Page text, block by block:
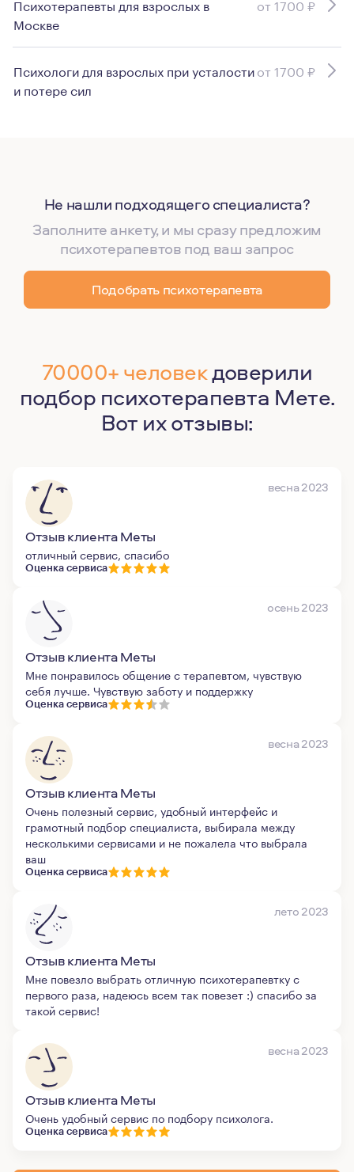
Психотерапевты для взрослых в
Москве
от 1700 ₽
Психологи для взрослых при усталости
и потере сил
от 1700 ₽
Не нашли подходящего специалиста?
Заполните анкету, и мы сразу предложим
психотерапевтов под ваш запрос
Подобрать психотерапевта
70000+ человекдоверили
подбор психотерапевта Мете.
Вот их отзывы:
весна 2023
Отзыв клиента Меты
отличный сервис, спасибо
Оценка сервиса
осень 2023
Отзыв клиента Меты
Мне понравилось общение с терапевтом, чувствую
себя лучше. Чувствую заботу и поддержку
Оценка сервиса
весна 2023
Отзыв клиента Меты
Очень полезный сервис, удобный интерфейс и
грамотный подбор специалиста, выбирала между
несколькими сервисами и не пожалела что выбрала
ваш
Оценка сервиса
лето 2023
Отзыв клиента Меты
Мне повезло выбрать отличную психотерапевтку с
первого раза, надеюсь всем так повезет :) спасибо за
такой сервис!
весна 2023
Отзыв клиента Меты
Очень удобный сервис по подбору психолога.
Оценка сервиса